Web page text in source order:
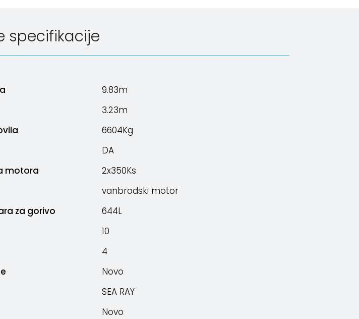
specifikacije
9.83m
3.23m
6604Kg
DA
motora
2x350Ks
vanbrodski motor
za gorivo
644L
10
4
Novo
SEA RAY
Novo